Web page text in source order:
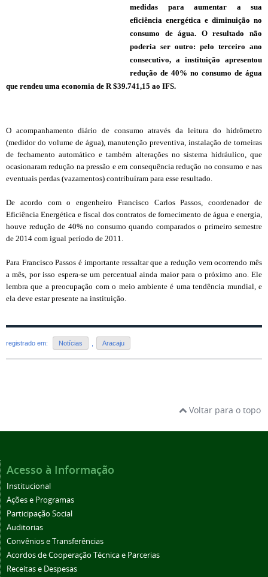
medidas para aumentar a sua
eficiência energética e diminuição no
consumo de água. O resultado não
poderia ser outro: pelo terceiro ano
consecutivo, a instituição apresentou
redução de 40% no consumo de água
que rendeu uma economia de R $39.741,15 ao IFS.
O acompanhamento diário de consumo através da leitura do hidrômetro
(medidor do volume de água), manutenção preventiva, instalação de torneiras
de fechamento automático e também alterações no sistema hidráulico, que
ocasionaram redução na pressão e em consequência redução no consumo e nas
eventuais perdas (vazamentos) contribuíram para esse resultado.
De acordo com o engenheiro Francisco Carlos Passos, coordenador de
Eficiência Energética e fiscal dos contratos de fornecimento de água e energia,
houve redução de 40% no consumo quando comparados o primeiro semestre
de 2014 com igual período de 2011.
Para Francisco Passos é importante ressaltar que a redução vem ocorrendo mês
a mês, por isso espera-se um percentual ainda maior para o próximo ano. Ele
lembra que a preocupação com o meio ambiente é uma tendência mundial, e
ela deve estar presente na instituição.
registrado em: Notícias Aracaju
Voltar para o topo
Acesso à Informação
Institucional
Ações e Programas
Participação Social
Auditorias
Convênios e Transferências
Acordos de Cooperação Técnica e Parcerias
Receitas e Despesas